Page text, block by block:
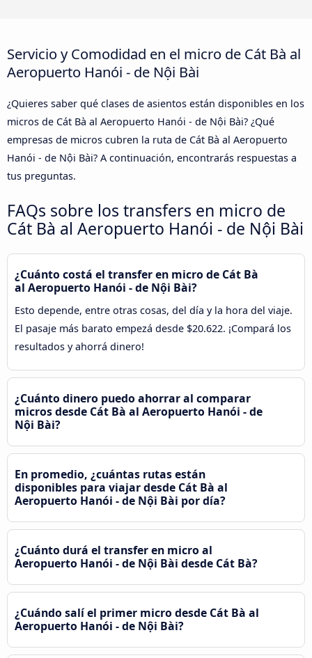
Servicio y Comodidad en el micro de Cát Bà al
Aeropuerto Hanói - de Nội Bài
¿Quieres saber qué clases de asientos están disponibles en los
micros de Cát Bà al Aeropuerto Hanói - de Nội Bài? ¿Qué
empresas de micros cubren la ruta de Cát Bà al Aeropuerto
Hanói - de Nội Bài? A continuación, encontrarás respuestas a
tus preguntas.
FAQs sobre los transfers en micro de
Cát Bà al Aeropuerto Hanói - de Nội Bài
¿Cuánto costá el transfer en micro de Cát Bà
al Aeropuerto Hanói - de Nội Bài?
Esto depende, entre otras cosas, del día y la hora del viaje.
El pasaje más barato empezá desde $20.622. ¡Compará los
resultados y ahorrá dinero!
¿Cuánto dinero puedo ahorrar al comparar
micros desde Cát Bà al Aeropuerto Hanói - de
Nội Bài?
En promedio, ¿cuántas rutas están
disponibles para viajar desde Cát Bà al
Aeropuerto Hanói - de Nội Bài por día?
¿Cuánto durá el transfer en micro al
Aeropuerto Hanói - de Nội Bài desde Cát Bà?
¿Cuándo salí el primer micro desde Cát Bà al
Aeropuerto Hanói - de Nội Bài?